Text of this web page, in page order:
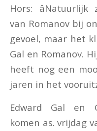
Hors:
van Romanov bij
gevoel, maar het
Gal en Romanov.
heeft nog een
jaren in het
Edward Gal en
komen as. vrijdag